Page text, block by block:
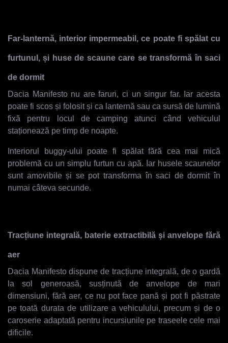
Far-lanternă, interior impermeabil, ce poate fi spălat cu
furtunul, și huse de scaune care se transformă în saci
de dormit
Dacia Manifesto nu are faruri, ci un singur far. Iar acesta
poate fi scos și folosit și ca lanternă sau ca sursă de lumină
fixă pentru locul de camping atunci când vehiculul
staționează pe timp de noapte.
Interiorul buggy-ului poate fi spălat fără cea mai mică
problemă cu un simplu furtun cu apă. Iar husele scaunelor
sunt amovibile și se pot transforma în saci de dormit în
numai câteva secunde.
Tracțiune integrală, baterie extractibilă și anvelope fără
aer
Dacia Manifesto dispune de tracțiune integrală, de o gardă
la sol generoasă, susținută de anvelope de mari
dimensiuni, fără aer, ce nu pot face pană și pot fi păstrate
pe toată durata de utilizare a vehiculului, precum și de o
caroserie adaptată pentru incursiunile pe traseele cele mai
dificile.